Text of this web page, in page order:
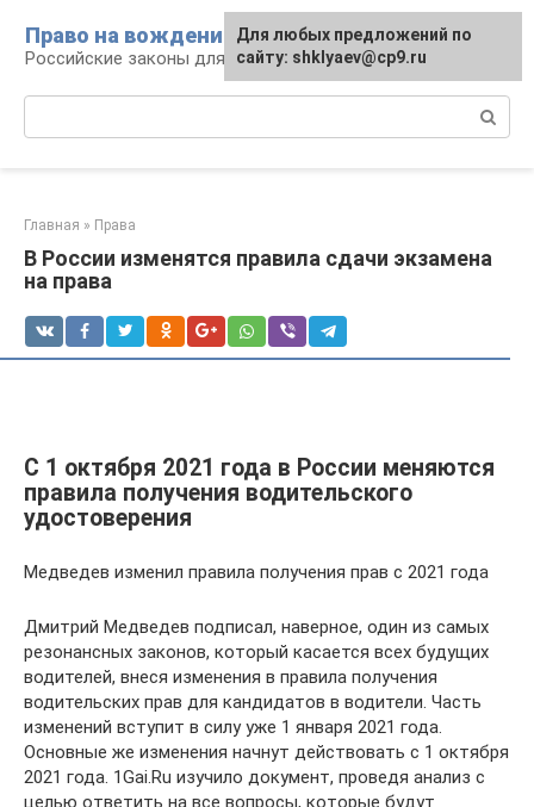
контенту
Право на вождение
Российские законы для автомобилистов
Главная » Права
В России изменятся правила сдачи экзамена
на права
С 1 октября 2021 года в России меняются
правила получения водительского
удостоверения
Медведев изменил правила получения прав с 2021 года
Дмитрий Медведев подписал, наверное, один из самых
резонансных законов, который касается всех будущих
водителей, внеся изменения в правила получения
водительских прав для кандидатов в водители. Часть
изменений вступит в силу уже 1 января 2021 года.
Основные же изменения начнут действовать с 1 октября
2021 года. 1Gai.Ru изучило документ, проведя анализ с
целью ответить на все вопросы, которые будут
Для любых предложений по
сайту: shklyaev@cp9.ru